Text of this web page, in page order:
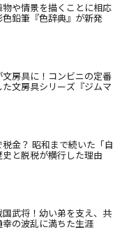
や情景を描くことに相応
鉛筆『色辞典』が新発
房具に！コンビニの定番
文房具シリーズ『ジムマ
金？ 昭和まで続いた「自
と脱税が横行した理由
武将！幼い弟を支え、共
の波乱に満ちた生涯